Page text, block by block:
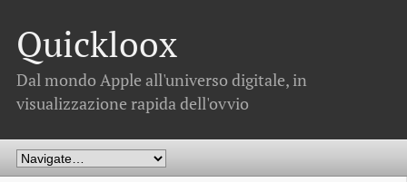
Quickloox
Dal mondo Apple all'universo digitale, in
visualizzazione rapida dell'ovvio